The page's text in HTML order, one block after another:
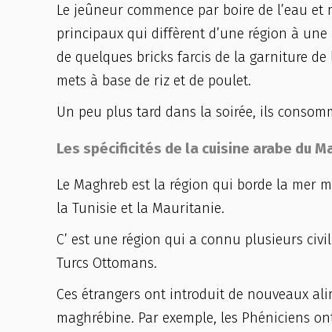
Le jeûneur commence par boire de l’eau
principaux qui diffèrent d’une région à une
de quelques bricks farcis de la garniture
mets à base de riz et de poulet.
Un peu plus tard dans la soirée, ils
Les spécificités de la cuisine arabe du
Le Maghreb est la région qui borde la mer
la Tunisie et la Mauritanie.
C’ est une région qui a connu plusieurs
Turcs Ottomans.
Ces étrangers ont introduit de nouveaux
maghrébine. Par exemple, les Phéniciens